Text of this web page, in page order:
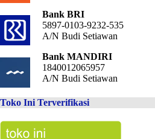
Bank BRI
5897-0103-9232-535
A/N Budi Setiawan
Bank MANDIRI
1840012065957
A/N Budi Setiawan
Toko Ini Terverifikasi